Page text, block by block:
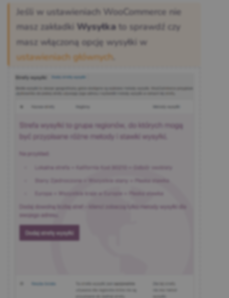
Jeśli w ustawieniach WooCommerce nie
masz zakładki
Wysyłka to sprawdź czy
masz włączoną opcję wysyłki w
ustawieniach głównych